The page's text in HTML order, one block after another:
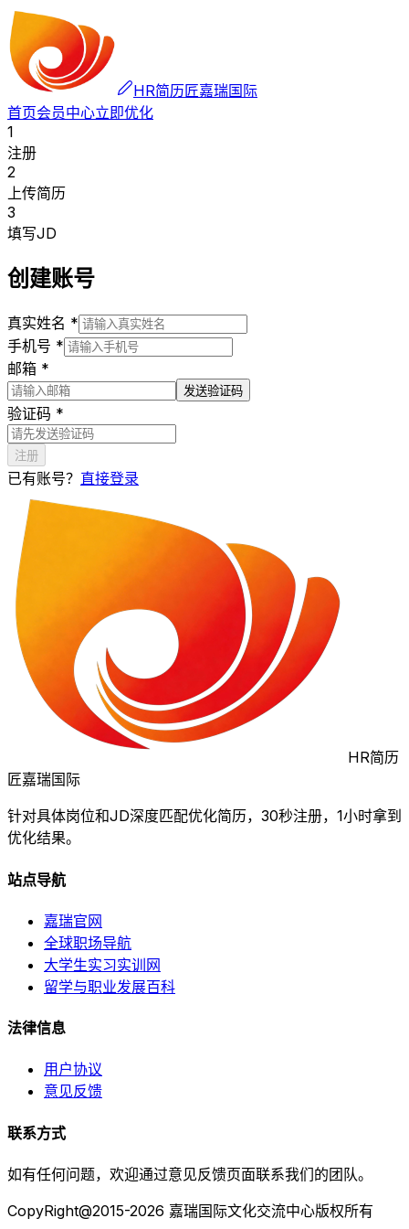
HR简历匠嘉瑞国际
首页会员中心立即优化
1
注册
2
上传简历
3
填写JD
创建账号
真实姓名 *
手机号 *
邮箱 *
发送验证码
验证码 *
注册
已有账号？ 直接登录
HR简历
匠嘉瑞国际
针对具体岗位和JD深度匹配优化简历，30秒注册，1小时拿到
优化结果。
站点导航
嘉瑞官网
全球职场导航
大学生实习实训网
留学与职业发展百科
法律信息
用户协议
意见反馈
联系方式
如有任何问题，欢迎通过意见反馈页面联系我们的团队。
CopyRight@2015-2026 嘉瑞国际文化交流中心版权所有